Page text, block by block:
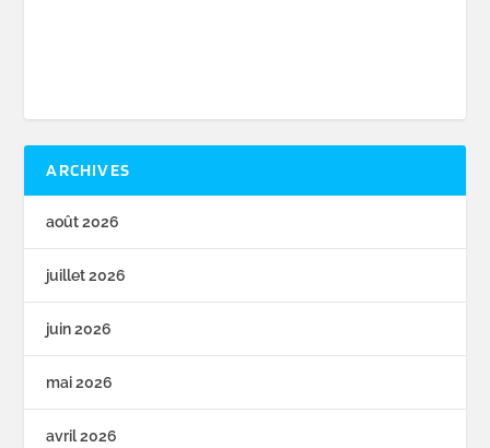
ARCHIVES
août 2026
juillet 2026
juin 2026
mai 2026
avril 2026